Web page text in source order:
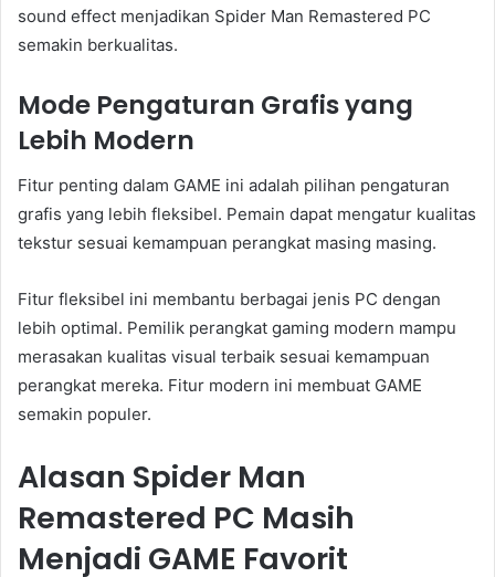
sound effect menjadikan Spider Man Remastered PC
semakin berkualitas.
Mode Pengaturan Grafis yang
Lebih Modern
Fitur penting dalam GAME ini adalah pilihan pengaturan
grafis yang lebih fleksibel. Pemain dapat mengatur kualitas
tekstur sesuai kemampuan perangkat masing masing.
Fitur fleksibel ini membantu berbagai jenis PC dengan
lebih optimal. Pemilik perangkat gaming modern mampu
merasakan kualitas visual terbaik sesuai kemampuan
perangkat mereka. Fitur modern ini membuat GAME
semakin populer.
Alasan Spider Man
Remastered PC Masih
Menjadi GAME Favorit